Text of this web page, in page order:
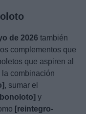
de 2026 también
complementos que
que aspiren al
combinación
, sumar el
y
[reintegro-